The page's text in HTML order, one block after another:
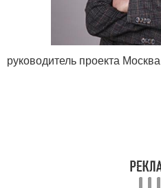
руководитель проекта Москва